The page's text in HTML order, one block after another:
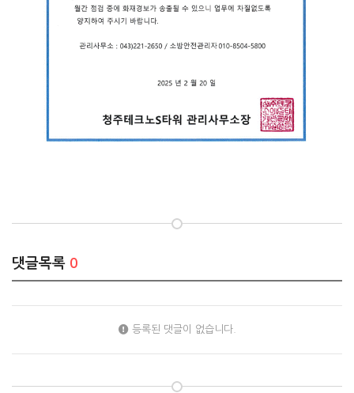
댓글목록 0
등록된 댓글이 없습니다.